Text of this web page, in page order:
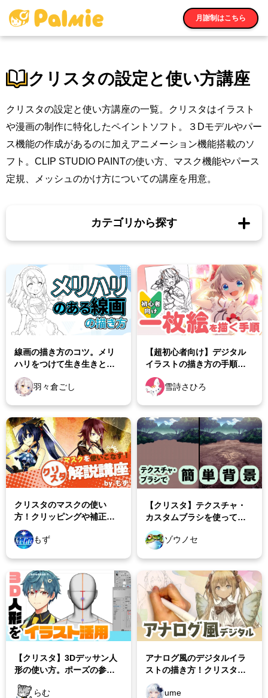
月謝制はこちら
クリスタの設定と使い方講座
クリスタの設定と使い方講座の一覧。クリスタはイラスト
や漫画の制作に特化したペイントソフト。３Dモデルやパー
ス機能の作成があるのに加えアニメーション機能搭載のソ
フト。CLIP STUDIO PAINTの使い方、マスク機能やパース
定規、メッシュのかけ方についての講座を用意。
カテゴリから探す
顔や髪の描き方講座
身体の描き方講座
服や小物の描き方講座
構図と色の塗り方講座
背景の基本とパース講座
空・雲・木・自然の描き方
動物・ケモミミの描き方
イラストメイキング
アニメの描き方講座
クリスタの設定と使い方講座
キャラデザやその他の講座
線画の描き方のコツ。メリ
ハリをつけて生き生きとし
た絵に！『ベクターレイヤ
ー』できれいな線を引こう
羽々倉ごし
【超初心者向け】デジタル
イラストの描き方の手順。
クリスタの使い方から解説
雪詩さひろ
クリスタのマスクの使い
方！クリッピングや補正、
ロックを学ぼう
もず
【クリスタ】テクスチャ・
カスタムブラシを使って背
景作画を簡単に。テクスチ
ャの作り方から解説
ゾウノセ
【クリスタ】3Dデッサン人
形の使い方。ポーズの参考
用にオススメ
らむ
アナログ風のデジタルイラ
ストの描き方！クリスタを
使った制作工程
ume